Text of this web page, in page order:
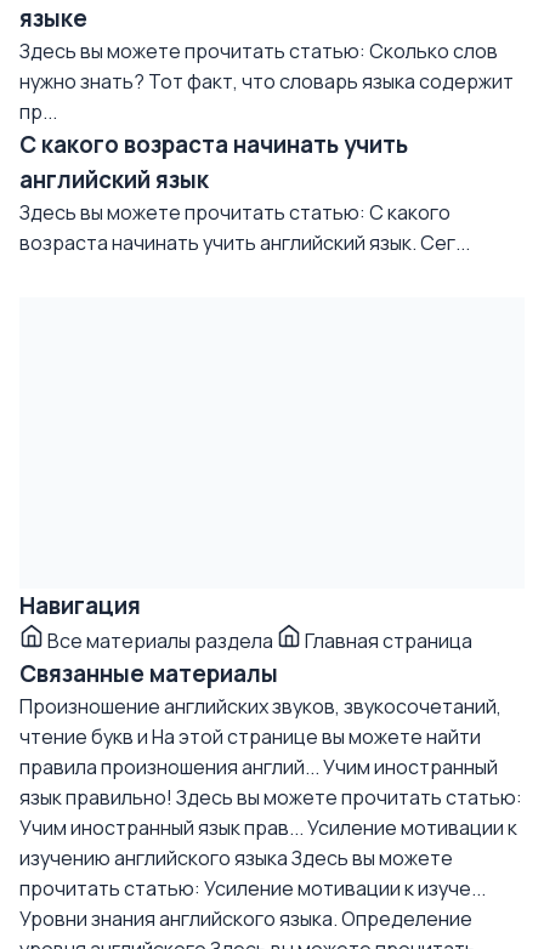
языке
Здесь вы можете прочитать статью: Сколько слов
нужно знать? Тот факт, что словарь языка содержит
пр...
С какого возраста начинать учить
английский язык
Здесь вы можете прочитать статью: С какого
возраста начинать учить английский язык. Сег...
Навигация
Все материалы раздела Главная страница
Связанные материалы
Произношение английских звуков, звукосочетаний,
чтение букв иНа этой странице вы можете найти
правила произношения англий...Учим иностранный
язык правильно! Здесь вы можете прочитать статью:
Учим иностранный язык прав...Усиление мотивации к
изучению английского языкаЗдесь вы можете
прочитать статью: Усиление мотивации к изуче...
Уровни знания английского языка. Определение